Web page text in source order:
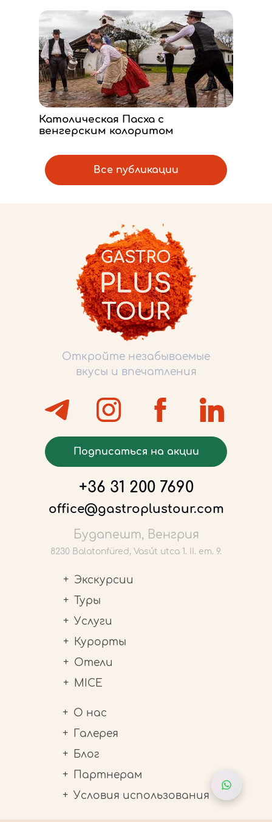
Католическая Пасха с
венгерским колоритом
Все публикации
Откройте незабываемые
вкусы и впечатления
Подписаться на акции
+36 31 200 7690
office@gastroplustour.com
Будапешт, Венгрия
8230 Balatonfüred, Vasút utca 1. II. em. 9.
Экскурсии
Туры
Услуги
Курорты
Отели
MICE
О нас
Галерея
Блог
Партнерам
Условия использования